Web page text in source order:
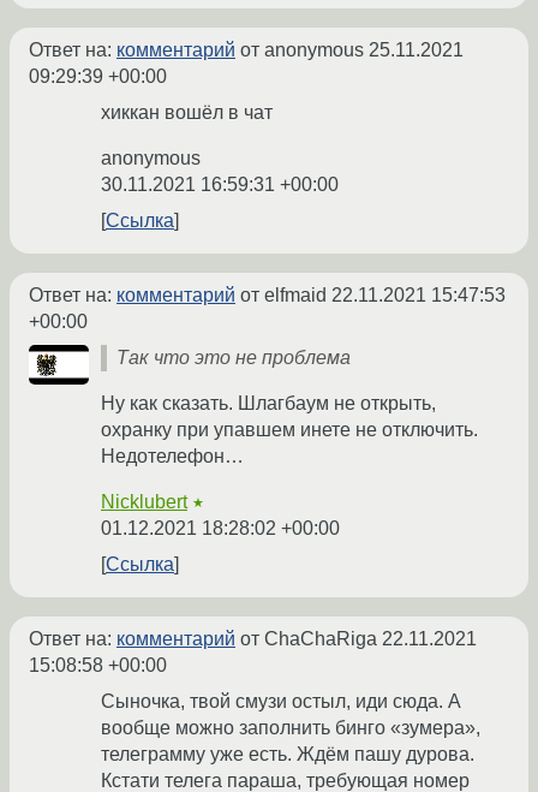
Ответ на: комментарий от anonymous 25.11.2021
09:29:39 +00:00
хиккан вошёл в чат
anonymous
30.11.2021 16:59:31 +00:00
Ссылка
Ответ на: комментарий от elfmaid 22.11.2021 15:47:53
+00:00
Так что это не проблема
Ну как сказать. Шлагбаум не открыть,
охранку при упавшем инете не отключить.
Недотелефон…
Nicklubert ★
01.12.2021 18:28:02 +00:00
Ссылка
Ответ на: комментарий от ChaChaRiga 22.11.2021
15:08:58 +00:00
Сыночка, твой смузи остыл, иди сюда. А
вообще можно заполнить бинго «зумера»,
телеграмму уже есть. Ждём пашу дурова.
Кстати телега параша, требующая номер